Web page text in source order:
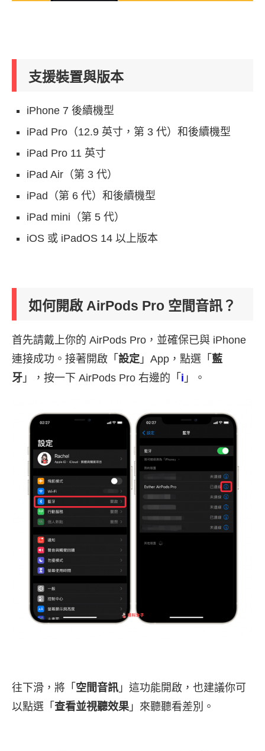
支援裝置與版本
iPhone 7 後續機型
iPad Pro（12.9 英寸，第 3 代）和後續機型
iPad Pro 11 英寸
iPad Air（第 3 代）
iPad（第 6 代）和後續機型
iPad mini（第 5 代）
iOS 或 iPadOS 14 以上版本
如何開啟 AirPods Pro 空間音訊？
首先請戴上你的 AirPods Pro，並確保已與 iPhone
連接成功。接著開啟「 設定 」App，點選「 藍
牙 」，按一下 AirPods Pro 右邊的「 i 」。
往下滑，將「 空間音訊 」這功能開啟，也建議你可
以點選「 查看並視聽效果 」來聽聽看差別。